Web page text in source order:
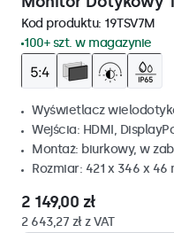
Kod produktu: 19TSV7M
100+ szt. w magazynie
Wyświetlacz
Wejścia: HDMI,
Montaż: biurkowy, w
Rozmiar: 421 x 346 x 46
2 149,00 zł
2 643,27 zł z VAT